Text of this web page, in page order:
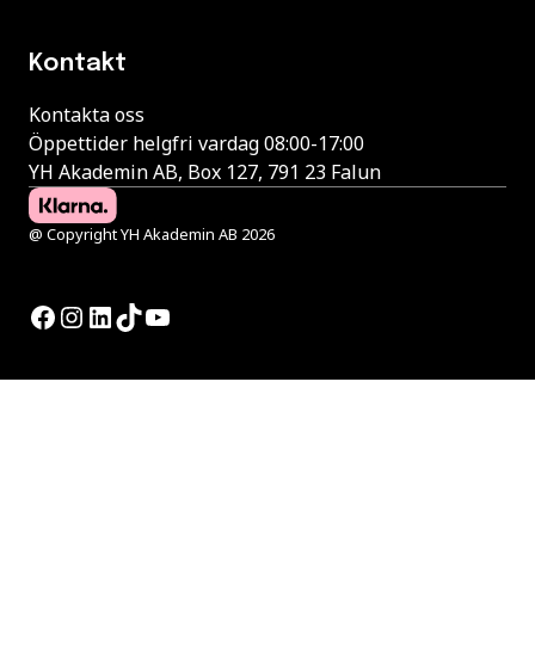
Kontakt
Kontakta oss
Öppettider helgfri vardag 08:00-17:00
YH Akademin AB, Box 127, 791 23 Falun
@ Copyright YH Akademin AB 2026
Facebook
Instagram
LinkedIn
TikTok
YouTube